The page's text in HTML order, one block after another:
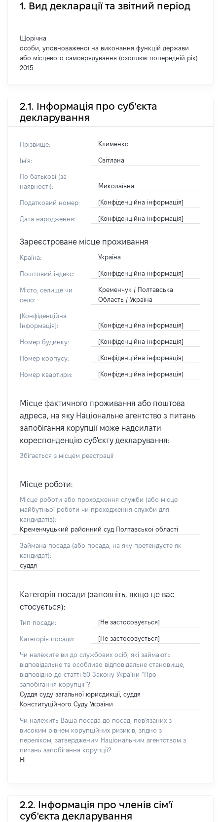
1. Вид декларації та звітний період
Щорічна
особи, уповноваженої на виконання функцій держави
або місцевого самоврядування (охоплює попередній рік)
2015
2.1. Інформація про суб'єкта
декларування
Прізвище: Клименко
Ім'я: Світлана
По батькові (за
наявності):
Миколаївна
Податковий номер: [Конфіденційна інформація]
Дата народження: [Конфіденційна інформація]
Зареєстроване місце проживання
Країна: Україна
Поштовий індекс: [Конфіденційна інформація]
Місто, селище чи
село:
Кременчук / Полтавська
Область / Україна
[Конфіденційна
Інформація]:
[Конфіденційна інформація]
Номер будинку: [Конфіденційна інформація]
Номер корпусу: [Конфіденційна інформація]
Номер квартири: [Конфіденційна інформація]
Місце фактичного проживання або поштова
адреса, на яку Національне агентство з питань
запобігання корупції може надсилати
кореспонденцію суб'єкту декларування:
Збігається з місцем реєстрації
Місце роботи:
Місце роботи або проходження служби (або місце
майбутньої роботи чи проходження служби для
кандидатів):
Кременчуцький районний суд Полтавської області
Займана посада (або посада, на яку претендуєте як
кандидат):
суддя
Категорія посади (заповніть, якщо це вас
стосується):
Тип посади: [Не застосовується]
Категорія посади: [Не застосовується]
Чи належите ви до службових осіб, які займають
відповідальне та особливо відповідальне становище,
відповідно до статті 50 Закону України “Про
запобігання корупції”?
Суддя суду загальної юрисдикції, суддя
Конституційного Суду України
Чи належить Ваша посада до посад, пов'язаних з
високим рівнем корупційних ризиків, згідно з
переліком, затвердженим Національним агентством з
питань запобігання корупції?
Ні
2.2. Інформація про членів сім'ї
суб'єкта декларування